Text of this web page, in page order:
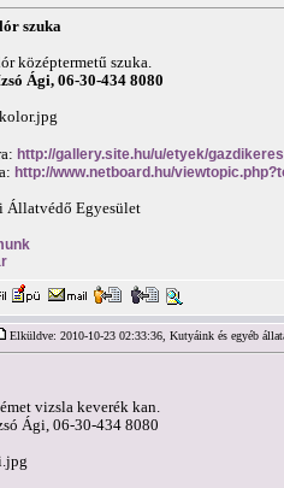
szuka
középtermetű szuka.
Ági, 06-30-434 8080
http://gallery.site.hu/u/etyek/
http://www.netboard.hu/
Állatvédő Egyesület
Elküldve: 2010-10-23 02:33:36, Kutyáink és egyéb
vizsla keverék kan.
Ági, 06-30-434 8080